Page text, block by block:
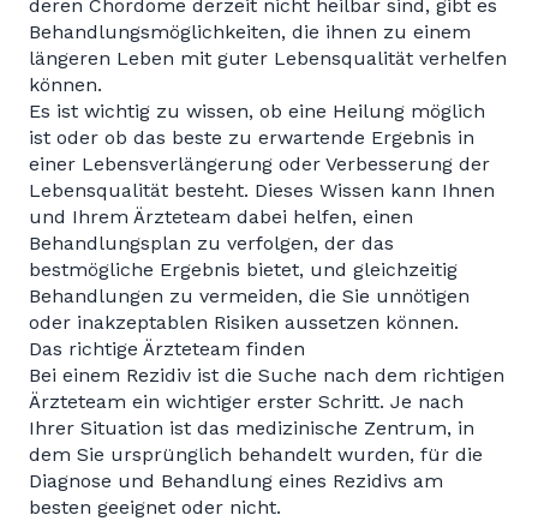
deren Chordome derzeit nicht heilbar sind, gibt es
Behandlungsmöglichkeiten, die ihnen zu einem
längeren Leben mit guter Lebensqualität verhelfen
können.
Es ist wichtig zu wissen, ob eine Heilung möglich
ist oder ob das beste zu erwartende Ergebnis in
einer Lebensverlängerung oder Verbesserung der
Lebensqualität besteht. Dieses Wissen kann Ihnen
und Ihrem Ärzteteam dabei helfen, einen
Behandlungsplan zu verfolgen, der das
bestmögliche Ergebnis bietet, und gleichzeitig
Behandlungen zu vermeiden, die Sie unnötigen
oder inakzeptablen Risiken aussetzen können.
Das richtige Ärzteteam finden
Bei einem Rezidiv ist die Suche nach dem richtigen
Ärzteteam ein wichtiger erster Schritt. Je nach
Ihrer Situation ist das medizinische Zentrum, in
dem Sie ursprünglich behandelt wurden, für die
Diagnose und Behandlung eines Rezidivs am
besten geeignet oder nicht.